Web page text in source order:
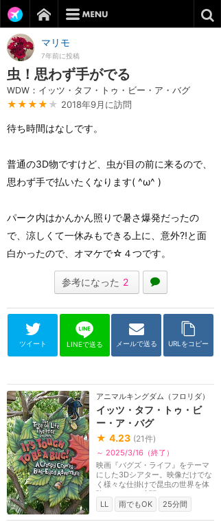
マリモ
7年前に投稿
虫！思わず手がでる
WDW：イッツ・タフ・トゥ・ビー・ア・バグ
★★★★ ★ 2018年9月に訪問
待ち時間はなしです。
普通の3D物ですけど、虫が目の前に来るので、
思わず手で払いたくなります( ^ω^ )
パーク内はかんかん照りで暑さ爆発だったの
で、涼しくて一休みもできる上に、意外⁈と面
白かったので、オマケで☆４つです。
参考になった 2
ツイート LINEで送る メールで送る URLをコピー
アニマルキングダム（フロリダ）
イッツ・タフ・トゥ・ビ
ー・ア・バグ
★ 4.23 (21件)
～ 2025/3/16（終了）
映画『バグズ・ライフ』をテーマ
にした3Dシアター。映像だけでな
く様々な仕掛けで昆虫の世界を体
験できます。暗闇...
LL
雨でもOK 25分間